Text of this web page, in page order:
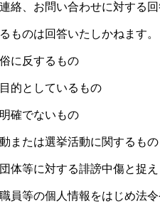
絡、お問い合わせに対する
ものは回答いたしかねます。
に反するもの
的としているもの
確でないもの
または選挙活動に関するもの
体等に対する誹謗中傷と捉
員等の個人情報をはじめ法